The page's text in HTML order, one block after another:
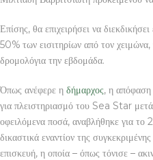
Επίσης, θα επιχειρήσει να
50% των εισιτηρίων από τον χειμώνα,
δρομολόγια την εβδομάδα.
Όπως ανέφερε η δήμαρχος, η
για πλειστηριασμό του Sea Star μετά
οφειλόμενα ποσά, αναβλήθηκε για το
δικαστικά εναντίον της
επισκευή, η οποία – όπως τόνισε –